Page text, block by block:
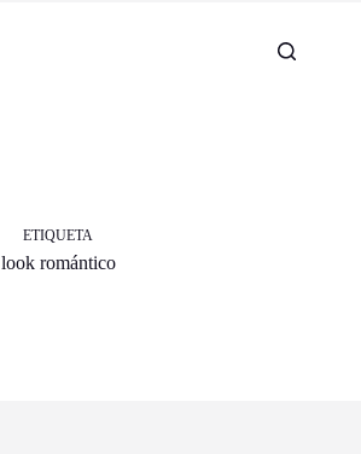
ETIQUETA
look romántico